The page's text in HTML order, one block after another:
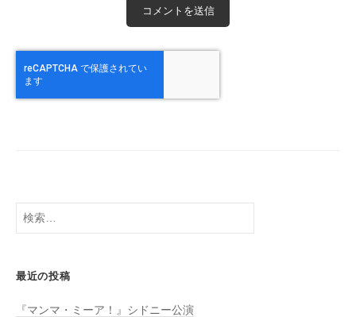
検
索:
最近の投稿
『マンマ・ミーア！』シドニー公演